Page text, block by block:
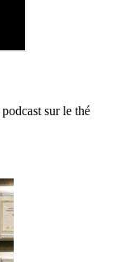
sur le thé